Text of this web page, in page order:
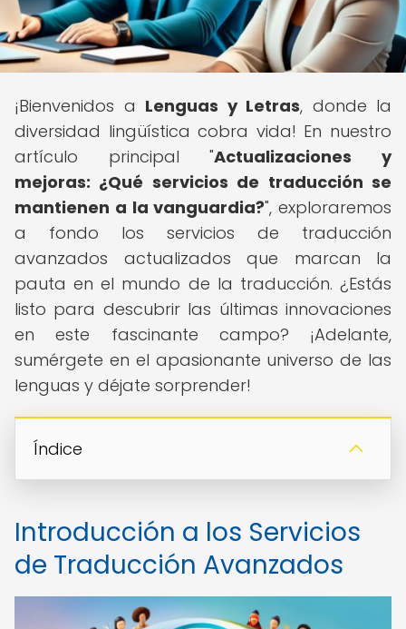
¡Bienvenidos a Lenguas y Letras, donde la
diversidad lingüística cobra vida! En nuestro
artículo principal "Actualizaciones y
mejoras: ¿Qué servicios de traducción se
mantienen a la vanguardia?", exploraremos
a fondo los servicios de traducción
avanzados actualizados que marcan la
pauta en el mundo de la traducción. ¿Estás
listo para descubrir las últimas innovaciones
en este fascinante campo? ¡Adelante,
sumérgete en el apasionante universo de las
lenguas y déjate sorprender!
Índice
Introducción a los Servicios
de Traducción Avanzados